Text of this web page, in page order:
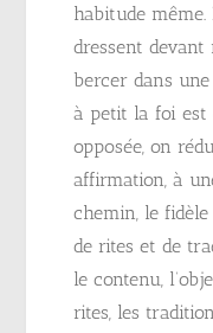
habitude
dressent devant
bercer dans
à petit la foi est
opposée, on
affirmation, à
chemin, le
de rites et de
le contenu,
rites, les